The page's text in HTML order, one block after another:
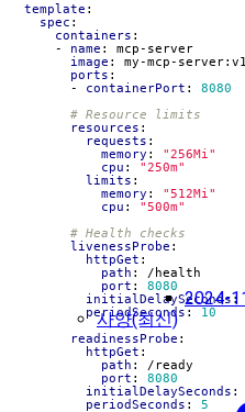
2024-
사양(최신)
template :
spec :
containers :
- name :
mcp-server
image :
my-mcp-
ports :
- containerPort :
8080
# Resource limits
resources :
requests :
memory :
"256Mi"
cpu :
"250m"
limits :
memory :
"512Mi"
cpu :
"500m"
# Health checks
livenessProbe :
httpGet :
path :
/health
port :
8080
initialDelaySeconds:
periodSeconds :
10
readinessProbe :
httpGet :
path :
/ready
port :
8080
initialDelaySeconds :
periodSeconds :
5